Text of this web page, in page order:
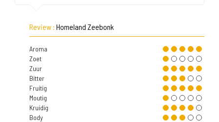
Review : Homeland Zeebonk
Aroma
Zoet
Zuur
Bitter
Fruitig
Moutig
Kruidig
Body